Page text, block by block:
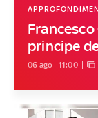
principe
06 ago - 11:00